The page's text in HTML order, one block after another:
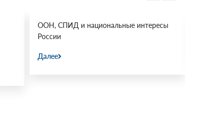
ООН, СПИД и национальные интересы
России
Далее